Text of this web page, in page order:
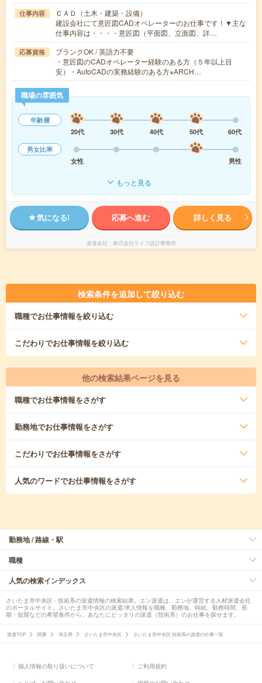
仕事内容
ＣＡＤ（土木・建築・設備）
建設会社にて意匠図CADオペレーターのお仕事です！▼主な
仕事内容は・・・・意匠図（平面図、立面図、詳…
応募資格
ブランクOK / 英語力不要
・意匠図のCADオペレーター経験のある方（５年以上目
安）・AutoCADの実務経験のある方※ARCH…
職場の雰囲気
年齢層
20代
30代 40代 50代
60代
男女比率
女性
男性
もっと見る
気になる! 応募へ進む 詳しく見る
派遣会社 株式会社ライフ設計事務所
検索条件を追加して絞り込む
職種でお仕事情報を絞り込む
こだわりでお仕事情報を絞り込む
他の検索結果ページを見る
職種でお仕事情報をさがす
勤務地でお仕事情報をさがす
こだわりでお仕事情報をさがす
人気のワードでお仕事情報をさがす
勤務地 / 路線・駅
職種
人気の検索インデックス
さいたま市中央区 - 技術系の派遣情報の検索結果。エン派遣は、エンが運営する人材派遣会社
のポータルサイト。さいたま市中央区の派遣/求人情報を職種、勤務地、時給、勤務時間、長
期・短期などの希望条件から、あなたにピッタリの派遣（技術系）のお仕事を探せます。
派遣TOP 関東 埼玉県 さいたま市中央区 さいたま市中央区 技術系の派遣の仕事一覧
個人情報の取り扱いについて ご利用規約